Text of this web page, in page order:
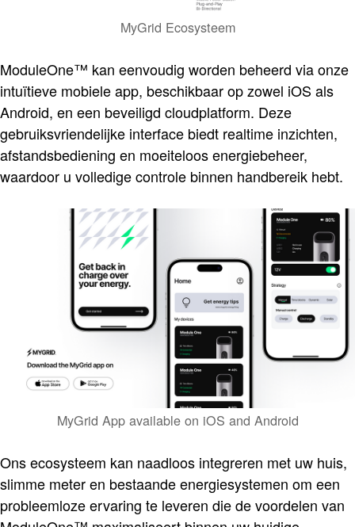
MyGrid Ecosysteem
ModuleOne™ kan eenvoudig worden beheerd via onze
intuïtieve mobiele app, beschikbaar op zowel iOS als
Android, en een beveiligd cloudplatform. Deze
gebruiksvriendelijke interface biedt realtime inzichten,
afstandsbediening en moeiteloos energiebeheer,
waardoor u volledige controle binnen handbereik hebt.
MyGrid App available on iOS and Android
Ons ecosysteem kan naadloos integreren met uw huis,
slimme meter en bestaande energiesystemen om een
probleemloze ervaring te leveren die de voordelen van